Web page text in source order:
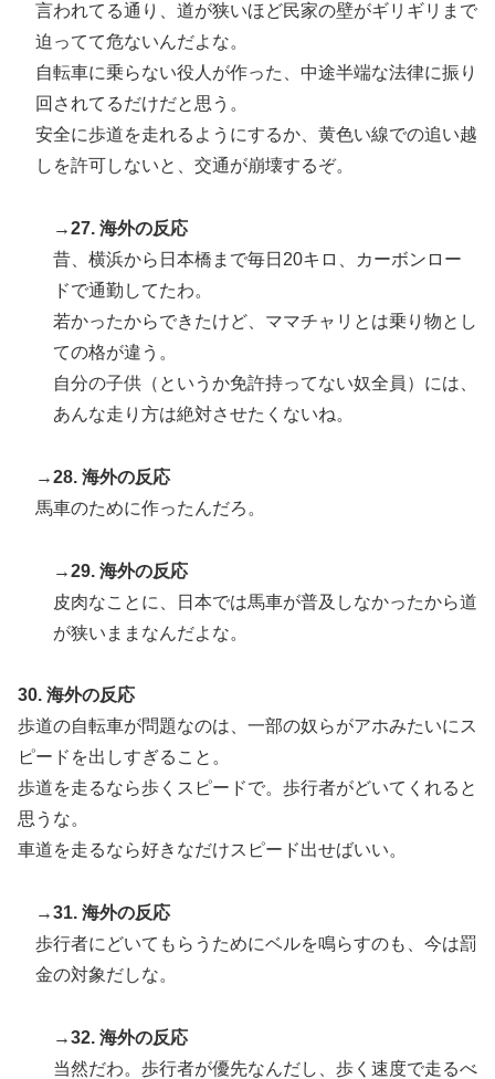
言われてる通り、道が狭いほど民家の壁がギリギリまで
迫ってて危ないんだよな。
自転車に乗らない役人が作った、中途半端な法律に振り
回されてるだけだと思う。
安全に歩道を走れるようにするか、黄色い線での追い越
しを許可しないと、交通が崩壊するぞ。
→27. 海外の反応
昔、横浜から日本橋まで毎日20キロ、カーボンロー
ドで通勤してたわ。
若かったからできたけど、ママチャリとは乗り物とし
ての格が違う。
自分の子供（というか免許持ってない奴全員）には、
あんな走り方は絶対させたくないね。
→28. 海外の反応
馬車のために作ったんだろ。
→29. 海外の反応
皮肉なことに、日本では馬車が普及しなかったから道
が狭いままなんだよな。
30. 海外の反応
歩道の自転車が問題なのは、一部の奴らがアホみたいにス
ピードを出しすぎること。
歩道を走るなら歩くスピードで。歩行者がどいてくれると
思うな。
車道を走るなら好きなだけスピード出せばいい。
→31. 海外の反応
歩行者にどいてもらうためにベルを鳴らすのも、今は罰
金の対象だしな。
→32. 海外の反応
当然だわ。歩行者が優先なんだし、歩く速度で走るべ